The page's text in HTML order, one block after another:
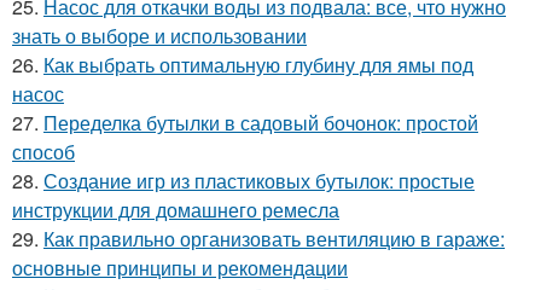
25. Насос для откачки воды из подвала: все, что нужно
знать о выборе и использовании
26. Как выбрать оптимальную глубину для ямы под
насос
27. Переделка бутылки в садовый бочонок: простой
способ
28. Создание игр из пластиковых бутылок: простые
инструкции для домашнего ремесла
29. Как правильно организовать вентиляцию в гараже:
основные принципы и рекомендации